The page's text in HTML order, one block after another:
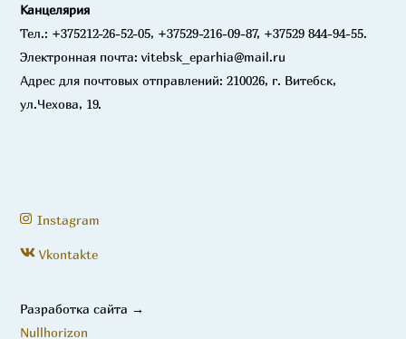
Канцелярия
Тел.: +375212-26-52-05, +37529-216-09-87, +37529 844-94-55.
Электронная почта: vitebsk_eparhia@mail.ru
Адрес для почтовых отправлений: 210026, г. Витебск,
ул.Чехова, 19.
Instagram
Vkontakte
Разработка сайта →
Nullhorizon